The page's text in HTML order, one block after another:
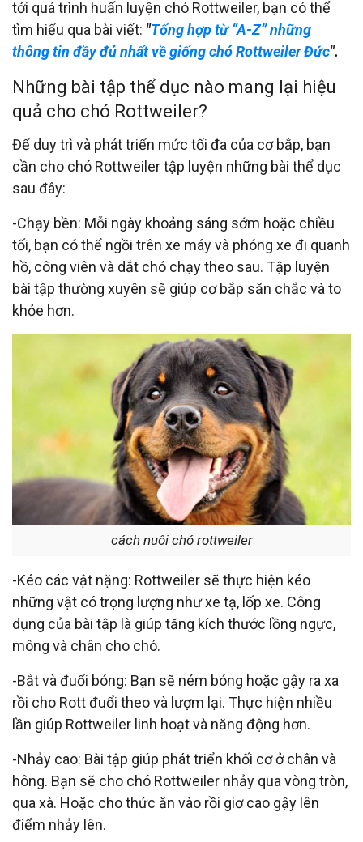
tới quá trình huấn luyện chó Rottweiler, bạn có thể
tìm hiểu qua bài viết: "Tổng hợp từ “A-Z” những
thông tin đầy đủ nhất về giống chó Rottweiler Đức".
Những bài tập thể dục nào mang lại hiệu
quả cho chó Rottweiler?
Để duy trì và phát triển mức tối đa của cơ bắp, bạn
cần cho chó Rottweiler tập luyện những bài thể dục
sau đây:
-Chạy bền: Mỗi ngày khoảng sáng sớm hoặc chiều
tối, bạn có thể ngồi trên xe máy và phóng xe đi quanh
hồ, công viên và dắt chó chạy theo sau. Tập luyện
bài tập thường xuyên sẽ giúp cơ bắp săn chắc và to
khỏe hơn.
cách nuôi chó rottweiler
-Kéo các vật nặng: Rottweiler sẽ thực hiện kéo
những vật có trọng lượng như xe tạ, lốp xe. Công
dụng của bài tập là giúp tăng kích thước lồng ngực,
mông và chân cho chó.
-Bắt và đuổi bóng: Bạn sẽ ném bóng hoặc gậy ra xa
rồi cho Rott đuổi theo và lượm lại. Thực hiện nhiều
lần giúp Rottweiler linh hoạt và năng động hơn.
-Nhảy cao: Bài tập giúp phát triển khối cơ ở chân và
hông. Bạn sẽ cho chó Rottweiler nhảy qua vòng tròn,
qua xà. Hoặc cho thức ăn vào rồi giơ cao gậy lên
điểm nhảy lên.